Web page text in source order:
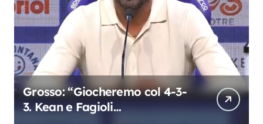
Grosso: “Giocheremo col 4-3-
3. Kean e Fagioli